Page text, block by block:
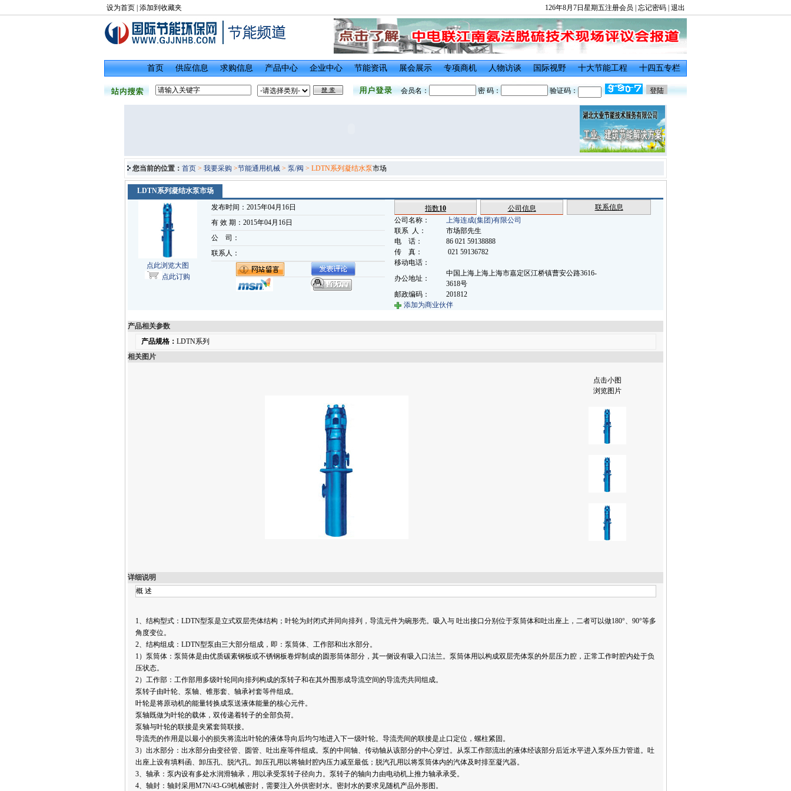
设为首页| 添加到收藏夹 126年8月7日星期五注册会员 忘记密码| 退出
首页 供应信息 求购信息 产品中心 企业中心 节能资讯 展会展示 专项商机 人物访谈 国际视野 十大节能工程 十四五专栏
会员名： 密 码： 验证码：
您当前的位置： 首页 > 我要采购 >节能通用机械 > 泵/阀 > LDTN系列凝结水泵市场
LDTN系列凝结水泵市场
点此浏览大图
点此订购
发布时间：2015年04月16日
有 效 期：2015年04月16日
公 司：
联系人：
指数10 公司信息
联系信息
公司名称：
上海连成(集团)有限公司
联系 人：
市场部先生
电 话：
86 021 59138888
传 真：
021 59136782
移动电话：
办公地址：
中国上海上海上海市嘉定区江桥镇曹安公路3616-
3618号
邮政编码：
201812
添加为商业伙伴
产品相关参数
产品规格： LDTN系列
相关图片
点击小图
浏览图片
详细说明
概 述
1、结构型式：LDTN型泵是立式双层壳体结构；叶轮为封闭式并同向排列，导流元件为碗形壳。吸入与 吐出接口分别位于泵筒体和吐出座上，二者可以做180°、90°等多
角度变位。
2、结构组成：LDTN型泵由三大部分组成，即：泵筒体、工作部和出水部分。
1）泵筒体：泵筒体是由优质碳素钢板或不锈钢板卷焊制成的圆形筒体部分，其一侧设有吸入口法兰。泵筒体用以构成双层壳体泵的外层压力腔，正常工作时腔内处于负
压状态。
2）工作部：工作部用多级叶轮同向排列构成的泵转子和在其外围形成导流空间的导流壳共同组成。
泵转子由叶轮、泵轴、锥形套、轴承衬套等件组成。
叶轮是将原动机的能量转换成泵送液体能量的核心元件。
泵轴既做为叶轮的载体，双传递着转子的全部负荷。
泵轴与叶轮的联接是夹紧套筒联接。
导流壳的作用是以最小的损失将流出叶轮的液体导向后均匀地进入下一级叶轮。导流壳间的联接是止口定位，螺柱紧固。
3）出水部分：出水部分由变径管、圆管、吐出座等件组成。泵的中间轴、传动轴从该部分的中心穿过。从泵工作部流出的液体经该部分后近水平进入泵外压力管道。吐
出座上设有填料函、卸压孔、脱汽孔。卸压孔用以将轴封腔内压力减至最低；脱汽孔用以将泵筒体内的汽体及时排至凝汽器。
3、轴承：泵内设有多处水润滑轴承，用以承受泵转子径向力。泵转子的轴向力由电动机上推力轴承承受。
4、轴封：轴封采用M7N/43-G9机械密封，需要注入外供密封水。密封水的要求见随机产品外形图。